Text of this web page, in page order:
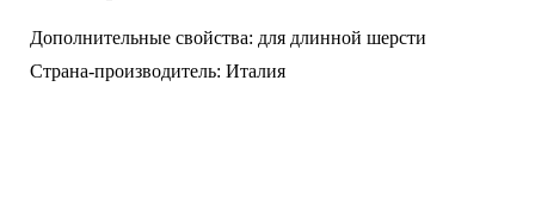
Дополнительные свойства: для длинной шерсти
Страна-производитель: Италия